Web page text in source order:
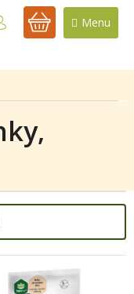
NÁKUPNÍ
,